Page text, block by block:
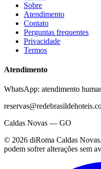
Sobre
Atendimento
Contato
Perguntas frequentes
Privacidade
Termos
Atendimento
WhatsApp: atendimento
Caldas Novas — GO
© 2026 diRoma Caldas Novas
podem sofrer alterações sem